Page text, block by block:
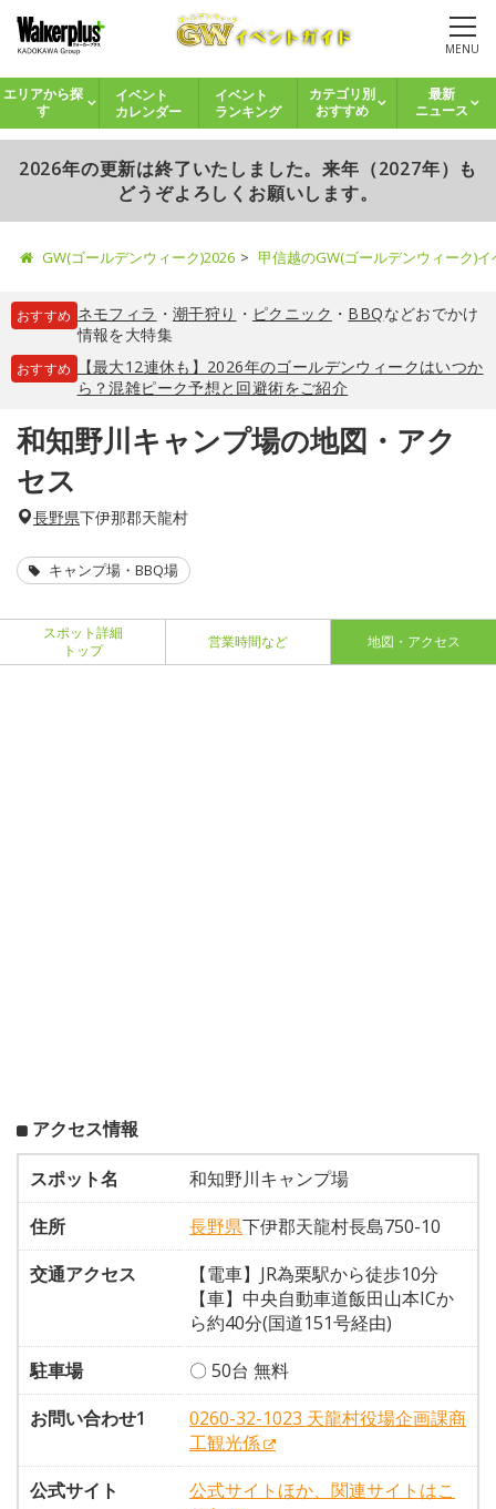
MENU
エリアから探
す
イベント
カレンダー
イベント
ランキング
カテゴリ別
おすすめ
最新
ニュース
2026年の更新は終了いたしました。来年（2027年）も
どうぞよろしくお願いします。
GW(ゴールデンウィーク)2026 甲信越のGW(ゴールデンウィーク)
おすすめ ネモフィラ ・ 潮干狩り ・ ピクニック ・ BBQなどおでかけ
情報を大特集
おすすめ
【最大12連休も】2026年のゴールデンウィークはいつか
ら？混雑ピーク予想と回避術をご紹介
和知野川キャンプ場の地図・アク
セス
長野県下伊那郡天龍村
キャンプ場・BBQ場
スポット詳細
トップ
営業時間など 地図・アクセス
アクセス情報
スポット名
和知野川キャンプ場
住所
長野県下伊郡天龍村長島750-10
交通アクセス
【電車】JR為栗駅から徒歩10分
【車】中央自動車道飯田山本ICか
ら約40分(国道151号経由)
駐車場
〇 50台 無料
お問い合わせ1
0260-32-1023 天龍村役場企画課商
工観光係
公式サイト
公式サイトほか、関連サイトはこ